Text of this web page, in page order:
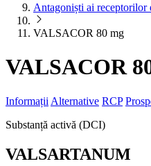
Antagoniști ai receptorilor
VALSACOR 80 mg
VALSACOR
Informații Alternative RCP
Substanță activă (DCI)
VALSARTANUM